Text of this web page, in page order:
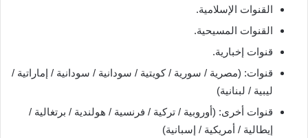
القنوات الإسلامية.
القنوات المسيحية.
قنوات إخبارية.
قنوات: (مصرية / سورية / كويتية / سودانية / سودانية / إماراتية /
ليبية / لبنانية)
قنوات أخرى: (أوروبية / تركية / فرنسية / هولندية / برتغالية /
إيطالية / أمريكية / إسبانية)